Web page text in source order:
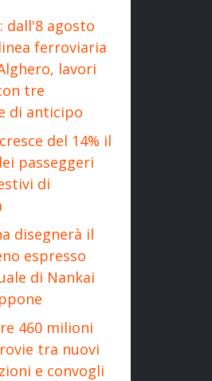
dall'8 agosto
ferroviaria
lavori
tre
di anticipo
del 14% il
passeggeri
di
disegnerà il
espresso
di Nankai
460 milioni
tra nuovi
e convogli